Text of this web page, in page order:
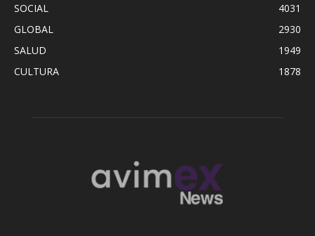
SOCIAL
4031
GLOBAL
2930
SALUD
1949
CULTURA
1878